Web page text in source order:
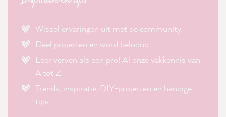
Wissel ervaringen uit met de community.
Deel projecten en word beloond.
Leer verven als een pro! Al onze vakkennis van
A tot Z.
Trends, inspiratie, DIY-projecten en handige
tips.